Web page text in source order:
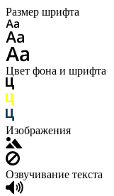
Размер шрифта
Цвет фона и шрифта
Изображения
Озвучивание текста